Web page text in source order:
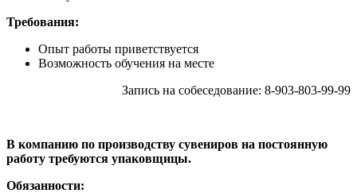
Требования:
Опыт работы приветствуется
Возможность обучения на месте
Запись на собеседование: 8-903-803-99-99
В компанию по производству сувениров на постоянную
работу требуются упаковщицы.
Обязанности: